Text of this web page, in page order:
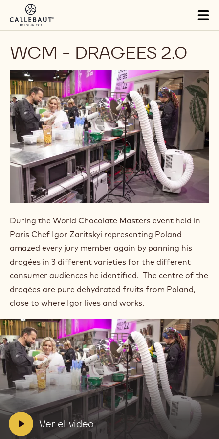
Skip to main content
WCM - DRAGEES 2.0
During the World Chocolate Masters event held in
Paris Chef Igor Zaritskyi representing Poland
amazed every jury member again by panning his
dragées in 3 different varieties for the different
consumer audiences he identified.⁠ ⁠ The centre of the
dragées are pure dehydrated fruits from Poland,
close to where Igor lives and works.
V
Ver el video
Ver
el
video:
Ver
video